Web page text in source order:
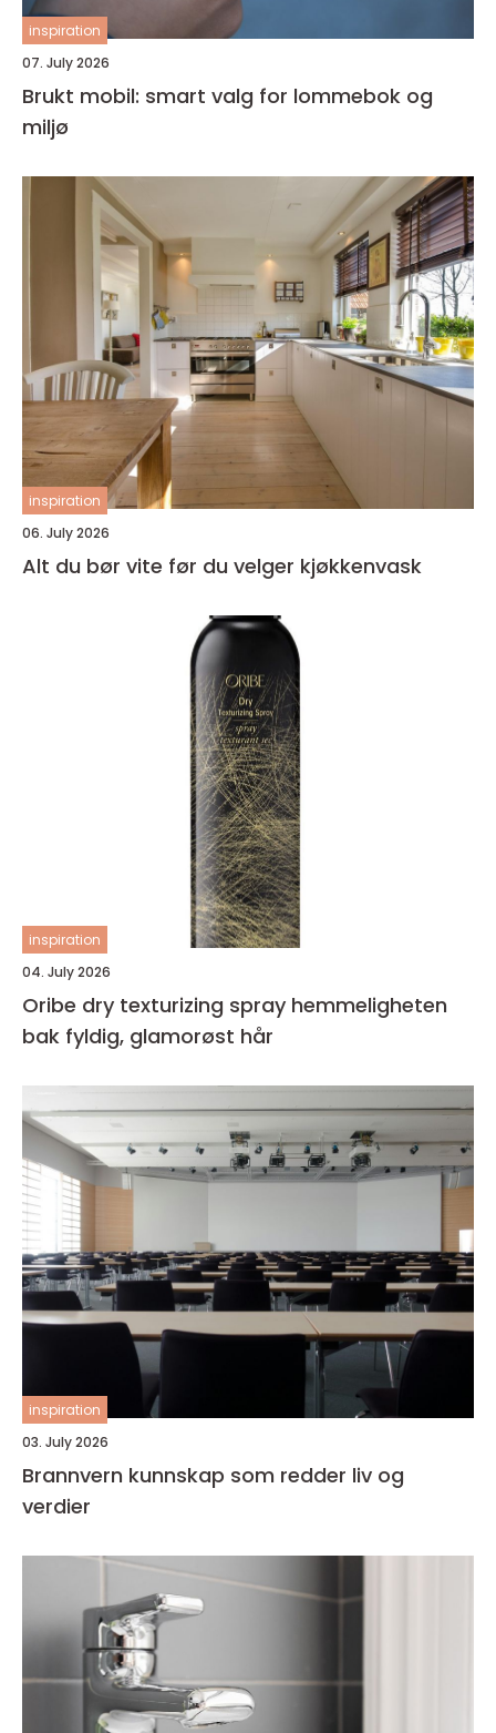
inspiration
07. July 2026
Brukt mobil: smart valg for lommebok og
miljø
inspiration
06. July 2026
Alt du bør vite før du velger kjøkkenvask
inspiration
04. July 2026
Oribe dry texturizing spray hemmeligheten
bak fyldig, glamorøst hår
inspiration
03. July 2026
Brannvern kunnskap som redder liv og
verdier